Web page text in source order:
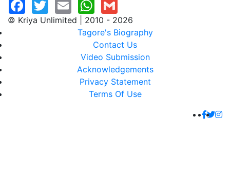
© Kriya Unlimited | 2010 - 2026
Tagore's Biography
Contact Us
Video Submission
Acknowledgements
Privacy Statement
Terms Of Use